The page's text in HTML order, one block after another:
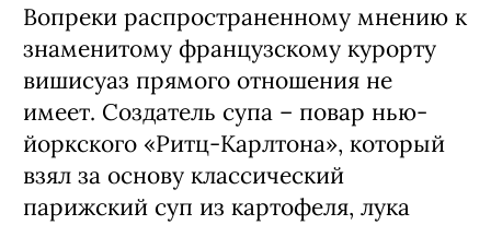
Вопреки распространенному мнению к
знаменитому французскому курорту
вишисуаз прямого отношения не
имеет. Создатель супа – повар нью-
йоркского «Ритц-Карлтона», который
взял за основу классический
парижский суп из картофеля, лука